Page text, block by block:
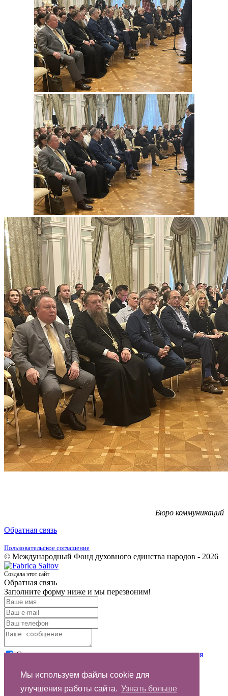
Мы используем файлы cookie для
улучшения работы сайта. Узнать больше
Бюро коммуникаций
Обратная связь
Пользовательское соглашение
© Международный Фонд духовного единства народов - 2026
Создала этот сайт
Обратная связь
Заполните форму ниже и мы перезвоним!
Согласен с условиямипользовательского соглашения
Спасибо за обращение